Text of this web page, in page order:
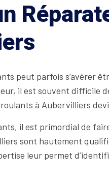
peut parfois s’avérer
il est souvent
à Aubervilliers
il est primordial de
sont hautement
leur permet